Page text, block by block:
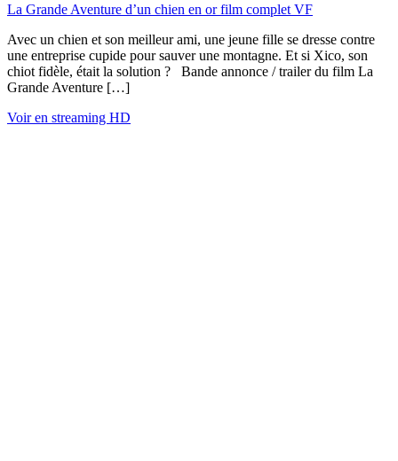
La Grande Aventure d’un chien en or film complet VF
Avec un chien et son meilleur ami, une jeune fille se dresse contre
une entreprise cupide pour sauver une montagne. Et si Xico, son
chiot fidèle, était la solution ? Bande annonce / trailer du film La
Grande Aventure […]
Voir en streaming HD